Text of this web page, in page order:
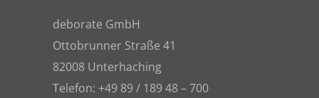
deborate GmbH
Ottobrunner Straße 41
82008 Unterhaching
Telefon: +49 89 / 189 48 – 700